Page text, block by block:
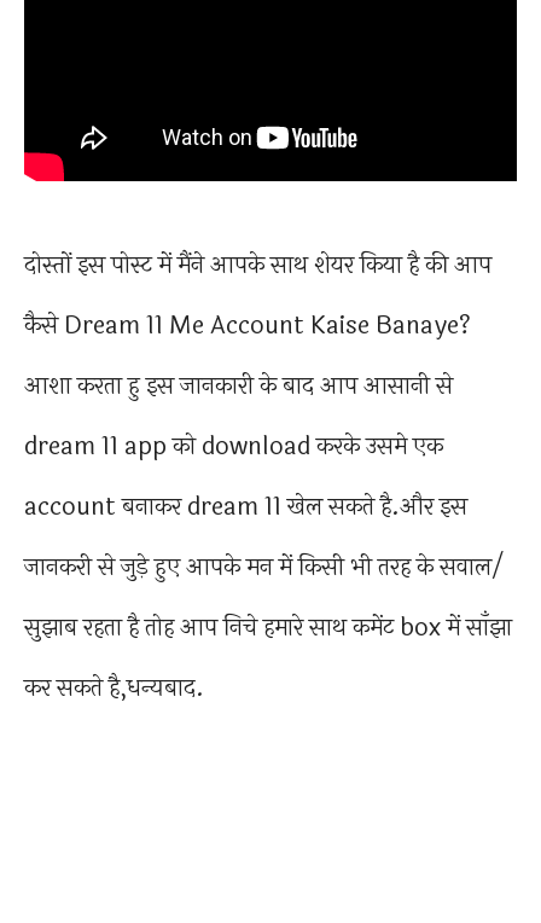
दोस्तों इस पोस्ट में मैंने आपके साथ शेयर किया है की आप
कैसे Dream 11 Me Account Kaise Banaye?
आशा करता हु इस जानकारी के बाद आप आसानी से
dream 11 app को download करके उसमे एक
account बनाकर dream 11 खेल सकते है.और इस
जानकरी से जुड़े हुए आपके मन में किसी भी तरह के सवाल/
सुझाब रहता है तोह आप निचे हमारे साथ कमेंट box में साँझा
कर सकते है,धन्यबाद.